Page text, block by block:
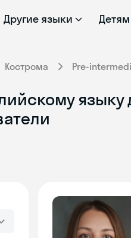
Другие языки Детям
Кострома Pre-